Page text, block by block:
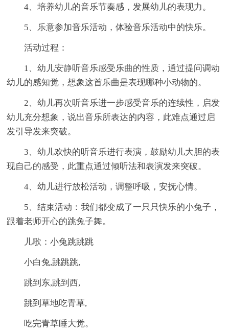
4、培养幼儿的音乐节奏感，发展幼儿的表现力。
5、乐意参加音乐活动，体验音乐活动中的快乐。
活动过程：
1、幼儿安静听音乐感受乐曲的性质，通过提问调动
幼儿的感知觉，想象这首乐曲是表现哪种小动物的。
2、幼儿再次听音乐进一步感受音乐的连续性，启发
幼儿充分想象，说出音乐所表达的内容，此难点通过启
发引导发来突破。
3、幼儿欢快的听音乐进行表演，鼓励幼儿大胆的表
现自己的感受，此重点通过倾听法和表演发来突破。
4、幼儿进行放松活动，调整呼吸，安抚心情。
5、结束活动：我们都变成了一只只快乐的小兔子，
跟着老师开心的跳兔子舞。
儿歌：小兔跳跳跳
小白兔,跳跳跳,
跳到东,跳到西,
跳到草地吃青草,
吃完青草睡大觉。